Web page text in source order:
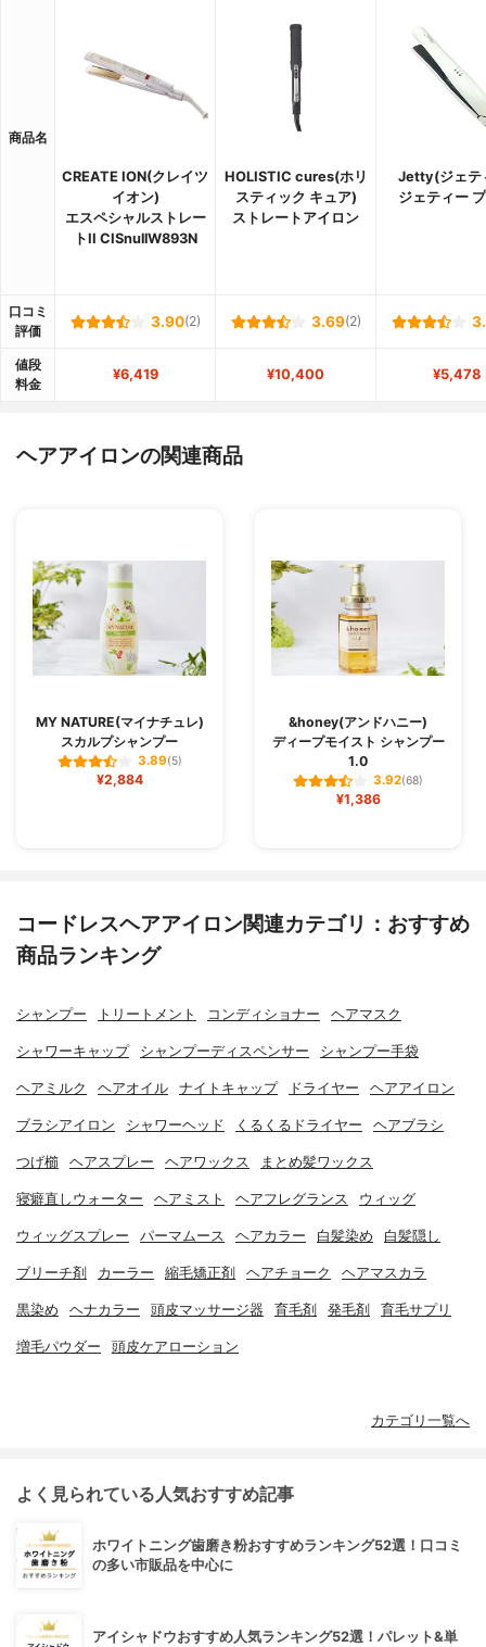
商品名
CREATE ION(クレイツ
イオン)
エスペシャルストレー
トII CISnullW893N
HOLISTIC cures(ホリ
スティック キュア)
ストレートアイロン
Jetty(ジェテ
ジェティー
口コミ
評価
3.90(2) 3.69(2)
値段
料金
¥6,419 ¥10,400 ¥5,478
ヘアアイロンの関連商品
MY NATURE(マイナチュレ)
スカルプシャンプー
3.89(5)
¥2,884
&honey(アンドハニー)
ディープモイスト シャンプー
1.0
3.92(68)
¥1,386
コードレスヘアアイロン関連カテゴリ：おすすめ
商品ランキング
シャンプー トリートメント コンディショナー ヘアマスク
シャワーキャップ シャンプーディスペンサー シャンプー手袋
ヘアミルク ヘアオイル ナイトキャップ ドライヤー ヘアアイロン
ブラシアイロン シャワーヘッド くるくるドライヤー ヘアブラシ
つげ櫛 ヘアスプレー ヘアワックス まとめ髪ワックス
寝癖直しウォーター ヘアミスト ヘアフレグランス ウィッグ
ウィッグスプレー パーマムース ヘアカラー 白髪染め 白髪隠し
ブリーチ剤 カーラー 縮毛矯正剤 ヘアチョーク ヘアマスカラ
黒染め ヘナカラー 頭皮マッサージ器 育毛剤 発毛剤 育毛サプリ
増毛パウダー 頭皮ケアローション
カテゴリ一覧へ
よく見られている人気おすすめ記事
ホワイトニング歯磨き粉おすすめランキング52選！口コミ
の多い市販品を中心に
アイシャドウおすすめ人気ランキング52選！パレット&単